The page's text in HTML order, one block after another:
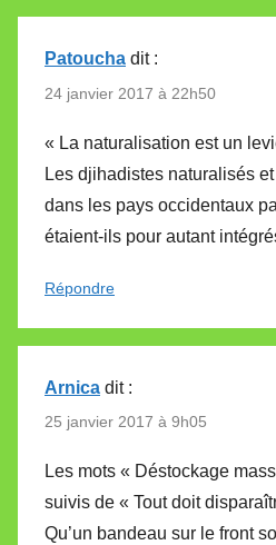
Patoucha dit :
24 janvier 2017 à 22h50
« La naturalisation est un
Les djihadistes naturalisés
dans les pays occidentaux
étaient-ils pour autant
Répondre
Arnica dit :
25 janvier 2017 à 9h05
Les mots « Déstockage
suivis de « Tout doit
Qu’un bandeau sur le front